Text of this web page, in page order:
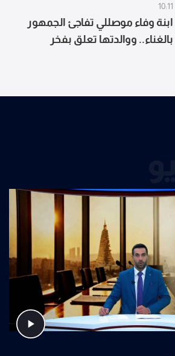
10:11
ابنة وفاء موصللي تفاجئ الجمهور
بالغناء.. ووالدتها تعلق بفخر